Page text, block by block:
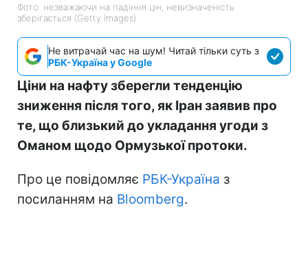
Фото: незважаючи на падіння цін, невизначеність
зберігається (Getty Images)
Не витрачай час на шум! Читай тільки суть з
РБК-Україна у Google
Ціни на нафту зберегли тенденцію
зниження після того, як Іран заявив про
те, що близький до укладання угоди з
Оманом щодо Ормузької протоки.
Про це повідомляє РБК-Україна з
посиланням на Bloomberg.